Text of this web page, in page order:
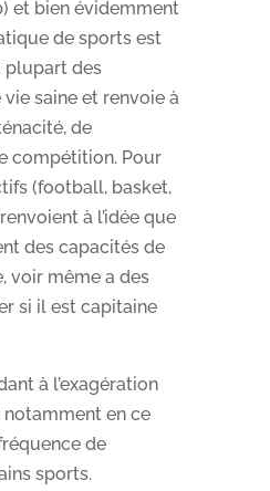
et bien évidemment
de sports est
plupart des
saine et renvoie à
de
compétition. Pour
(football, basket,
à l’idée que
des capacités de
voir même a des
si il est capitaine
à l’exagération
en ce
de
sports.